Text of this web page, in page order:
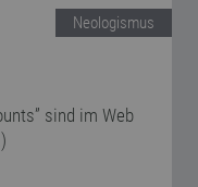
Neologismus
sind im Web